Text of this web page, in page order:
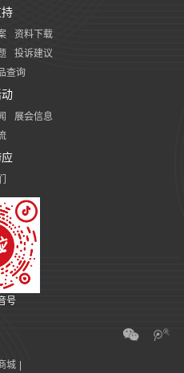
资料下载
投诉建议
查询
展会信息
号
城